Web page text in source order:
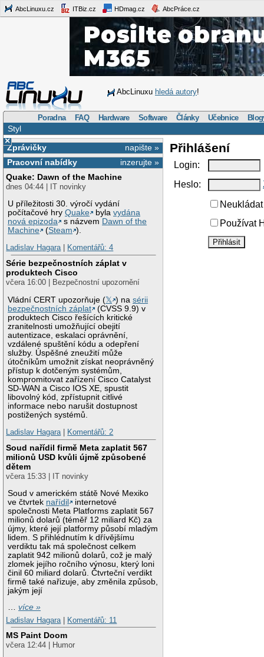
AbcLinuxu.cz ITBiz.cz HDmag.cz AbcPráce.cz
AbcLinuxu hledá autory!
Poradna FAQ Hardware Software Články Učebnice
Styl
×
napište »
Zprávičky
inzerujte »
Pracovní nabídky
Quake: Dawn of the Machine
dnes 04:44 | IT novinky
U příležitosti 30. výročí vydání
počítačové hryQuake bylavydána
nová epizoda
s názvem Dawn of the
Machine
(Steam ).
Ladislav Hagara| Komentářů: 4
Série bezpečnostních záplat v
produktech Cisco
včera 16:00 | Bezpečnostní upozornění
Vládní CERT upozorňuje (𝕏 ) nasérii
bezpečnostních záplat
(CVSS 9.9) v
produktech Cisco řešících kritické
zranitelnosti umožňující obejití
autentizace, eskalaci oprávnění,
vzdálené spuštění kódu a odepření
služby. Úspěšné zneužití může
útočníkům umožnit získat neoprávněný
přístup k dotčeným systémům,
kompromitovat zařízení Cisco Catalyst
SD-WAN a Cisco IOS XE, spustit
libovolný kód, zpřístupnit citlivé
informace nebo narušit dostupnost
postižených systémů.
Ladislav Hagara| Komentářů: 2
Soud nařídil firmě Meta zaplatit 567
milionů USD kvůli újmě způsobené
dětem
včera 15:33 | IT novinky
Soud v americkém státě Nové Mexiko
ve čtvrtek nařídil
internetové
společnosti Meta Platforms zaplatit 567
milionů dolarů (téměř 12 miliard Kč) za
újmy, které její platformy působí mladým
lidem. S přihlédnutím k dřívějšímu
verdiktu tak má společnost celkem
zaplatit 942 milionů dolarů, což je malý
zlomek jejího ročního výnosu, který loni
činil 60 miliard dolarů. Čtvrteční verdikt
firmě také nařizuje, aby změnila způsob,
jakým její
…více »
Ladislav Hagara
Komentářů: 11
MS Paint Doom
včera 12:44 | Humor
Přihlášení
Login:
Heslo:
Používat